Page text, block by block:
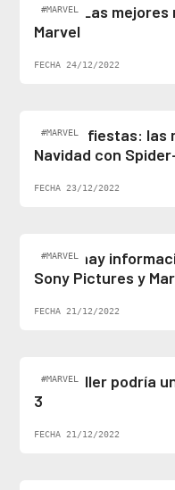
#MARVEL
Top 5: Las
Marvel
FECHA 24/12/2022
#MARVEL
Felices fiestas:
Navidad con
FECHA 23/12/2022
#MARVEL
¡Al fin hay
Sony Pictures y
FECHA 21/12/2022
#MARVEL
Ben Stiller podría
3
FECHA 21/12/2022